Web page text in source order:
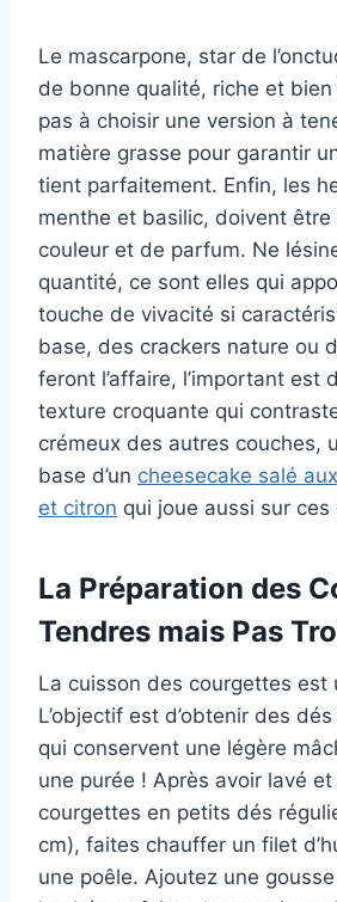
Le mascarpone, star de
de bonne qualité, riche et bien
pas à choisir une version à
matière grasse pour garantir
tient parfaitement. Enfin, les
menthe et basilic, doivent
couleur et de parfum. Ne
quantité, ce sont elles qui
touche de vivacité si
base, des crackers nature ou
feront l’affaire, l’important est
texture croquante qui
crémeux des autres couches,
base d’un cheesecake salé
et citron qui joue aussi sur
La Préparation des
Tendres mais Pas
La cuisson des courgettes est
L’objectif est d’obtenir des
qui conservent une légère
une purée ! Après avoir lavé
courgettes en petits dés
cm), faites chauffer un filet
une poêle. Ajoutez une